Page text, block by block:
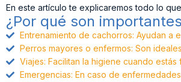
En este artículo te explicaremos todo lo
¿Por qué son
Entrenamiento de cachorros: Ayudan a
Perros mayores o enfermos: Son
Viajes: Facilitan la higiene cuando estás
Emergencias: En caso de